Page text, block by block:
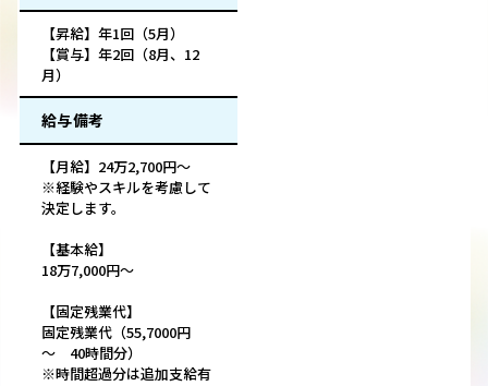
【昇給】年1回（5月）
【賞与】年2回（8月、12
月）
給与備考
【月給】24万2,700円～
※経験やスキルを考慮して
決定します。
【基本給】
18万7,000円～
【固定残業代】
固定残業代（55,7000円
～ 40時間分）
※時間超過分は追加支給有